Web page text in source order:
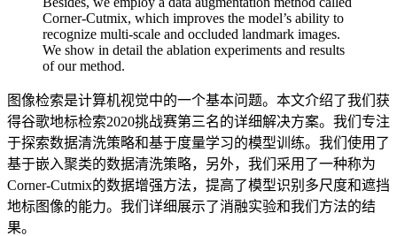
Corner-Cutmix, which improves the model’s ability to
recognize multi-scale and occluded landmark images.
We show in detail the ablation experiments and results
of our method.
图像检索是计算机视觉中的一个基本问题。本文介绍了我们获
得谷歌地标检索2020挑战赛第三名的详细解决方案。我们专注
于探索数据清洗策略和基于度量学习的模型训练。我们使用了
基于嵌入聚类的数据清洗策略，另外，我们采用了一种称为
Corner-Cutmix的数据增强方法，提高了模型识别多尺度和遮挡
地标图像的能力。我们详细展示了消融实验和我们方法的结
果。